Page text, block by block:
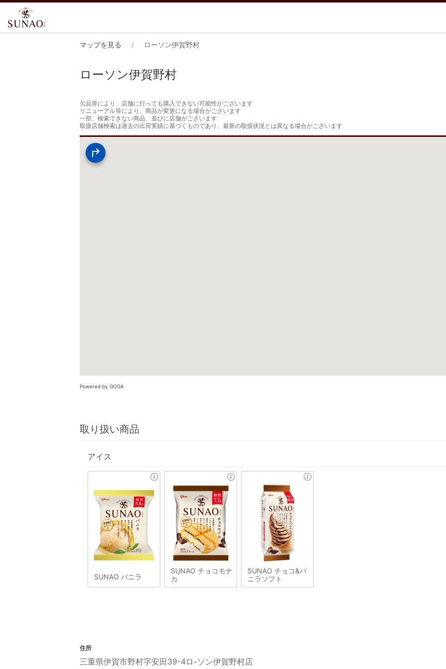
マップを見る ローソン伊賀野村
ローソン伊賀野村
欠品等により、店舗に行っても購入できない可能性がございます
リニューアル等により、商品が変更になる場合がございます
一部、検索できない商品、並びに店舗がございます
取扱店舗検索は過去の出荷実績に基づくものであり、最新の取扱状況とは異なる場合がございます
Powered by GOGA
取り扱い商品
アイス
SUNAO バニラ
SUNAO チョコモナ
カ
SUNAO チョコ&バ
ニラソフト
住所
三重県伊賀市野村字安田39-4ロ-ソン伊賀野村店